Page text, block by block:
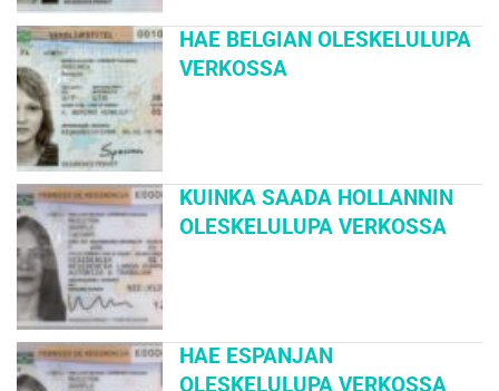
HAE BELGIAN OLESKELULUPA
VERKOSSA
KUINKA SAADA HOLLANNIN
OLESKELULUPA VERKOSSA
HAE ESPANJAN
OLESKELULUPA VERKOSSA